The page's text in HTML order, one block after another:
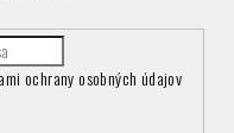
ochrany osobných údajov